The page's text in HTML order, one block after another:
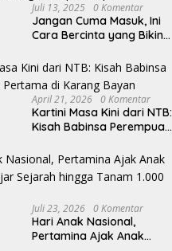
Juli 13, 2025 0 Komentar
Jangan Cuma Masuk, Ini
Cara Bercinta yang Bikin
April 21, 2026 0 Komentar
Kartini Masa Kini dari NTB:
Kisah Babinsa Perempuan
Juli 23, 2026 0 Komentar
Hari Anak Nasional,
Pertamina Ajak Anak